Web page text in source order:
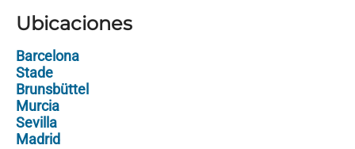
Ubicaciones
Barcelona
Stade
Brunsbüttel
Murcia
Sevilla
Madrid